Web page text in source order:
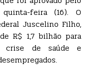
feira (16). O
Juscelino Filho,
R$ 1,7 bilhão para
crise de saúde e